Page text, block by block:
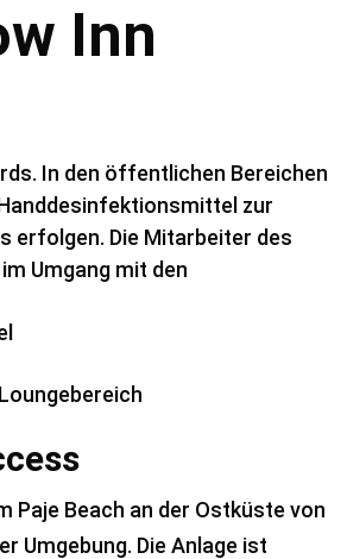
Inn
In den öffentlichen Bereichen
zur
erfolgen. Die Mitarbeiter des
Umgang mit den
Paje Beach an der Ostküste von
Umgebung. Die Anlage ist